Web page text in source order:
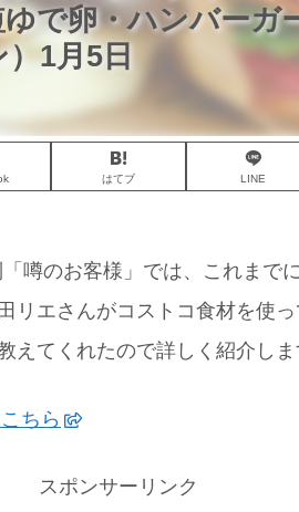
で卵・ハンバーガ
1月5日
はてブ LINE
噂のお客様」では、これまで
リエさんがコストコ食材を使
えてくれたので詳しく紹介しま
ちら
スポンサーリンク